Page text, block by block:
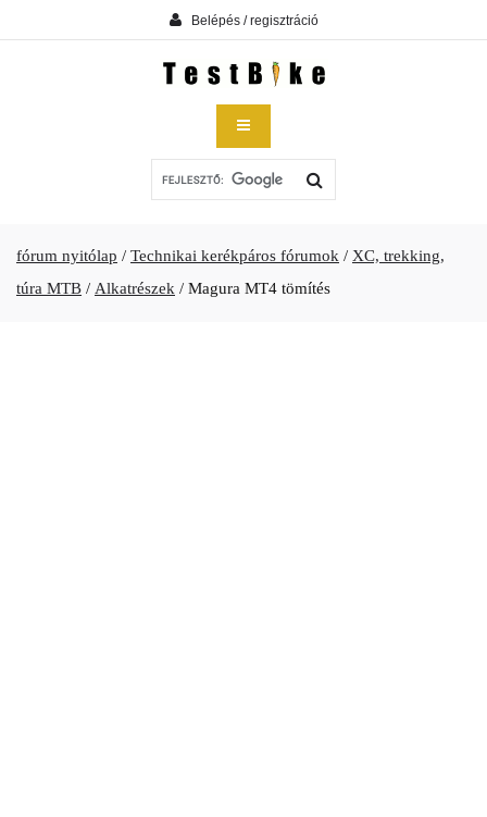
Belépés / regisztráció
fórum nyitólap / Technikai kerékpáros fórumok / XC, trekking,
túra MTB / Alkatrészek / Magura MT4 tömítés